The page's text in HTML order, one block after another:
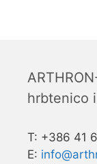
hrbtenico
T: +386 41
E: